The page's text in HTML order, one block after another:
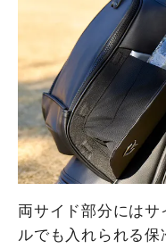
両サイド部分にはサ
ルでも入れられる